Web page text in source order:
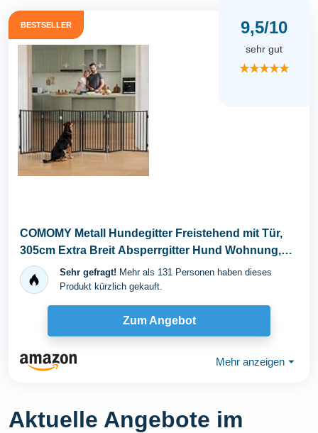
BESTSELLER 9,5/10
sehr gut
★★★★★
COMOMY Metall Hundegitter Freistehend mit Tür,
305cm Extra Breit Absperrgitter Hund Wohnung,
81cm...
Sehr gefragt! Mehr als 131 Personen haben dieses
Produkt kürzlich gekauft.
Zum Angebot
Mehr anzeigen ⏷
Aktuelle Angebote im